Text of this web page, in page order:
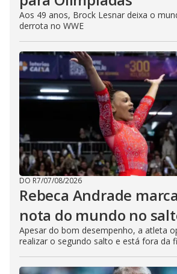
Aos 49 anos, Brock Lesnar deixa o
derrota no WWE
DO R7/07/08/2026
Rebeca Andrade
nota do mundo no
Apesar do bom desempenho, a atleta
realizar o segundo salto e está fora da